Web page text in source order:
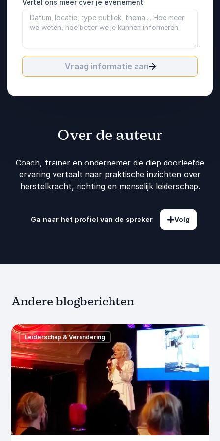
Vertel ons meer over je evenement
Vraag informatie aan
Over de auteur
Coach, trainer en ondernemer die diep doorleefde
ervaring vertaalt naar praktische inzichten over
herstelkracht, richting en menselijk leiderschap.
Ga naar het profiel van de spreker Volg
Andere blogberichten
Leiderschap & Verandering